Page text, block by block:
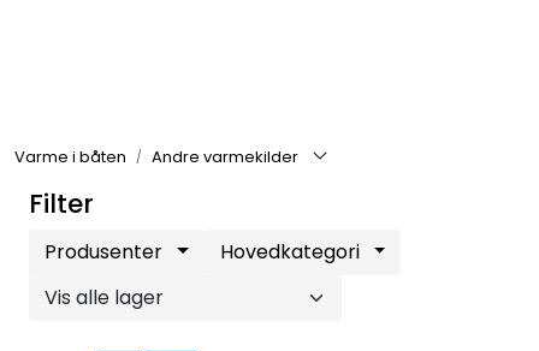
Varme i båten Andre varmekilder
Filter
Produsenter Hovedkategori
Bygg/Innredning